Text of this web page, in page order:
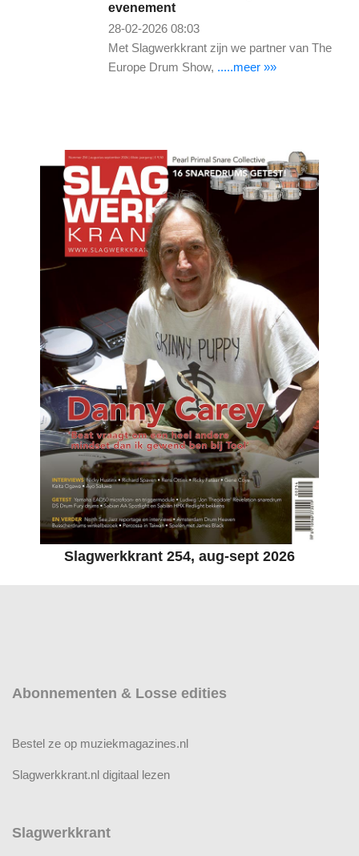
evenement
28-02-2026 08:03
Met Slagwerkkrant zijn we partner van The
Europe Drum Show, .....meer »»
Slagwerkkrant 254, aug-sept 2026
Abonnementen & Losse edities
Bestel ze op muziekmagazines.nl
Slagwerkkrant.nl digitaal lezen
Slagwerkkrant